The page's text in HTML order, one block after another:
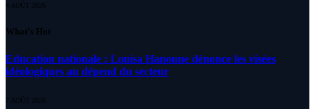
4 AOÛT 2026
What's Hot
Education nationale : Louisa Hanoune dénonce les visées
idéologiques au dépend du secteur
7 AOÛT 2026